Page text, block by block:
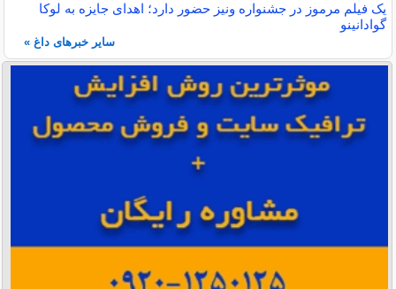
یک فیلم مرموز در جشنواره ونیز حضور دارد؛ اهدای جایزه به لوکا
گوادانینو
سایر خبرهای داغ »